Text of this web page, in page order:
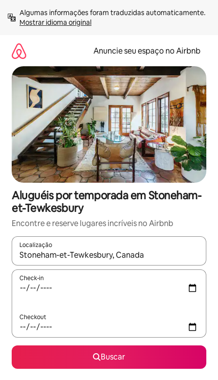
para
Mostrar idioma original
Anuncie seu espaço no Airbnb
Aluguéis por temporada em Stoneham-
et-Tewkesbury
Encontre e reserve lugares incríveis no Airbnb
Localização
Quando os resultados estiverem disponíveis, explore-os
Check-in
Checkout
Buscar